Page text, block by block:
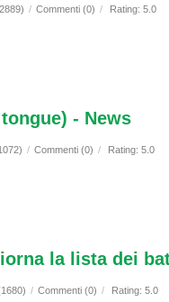
/ Commenti (0) / Rating: 5.0
- News
/ Commenti (0) / Rating: 5.0
la lista dei
/ Commenti (0) / Rating: 5.0